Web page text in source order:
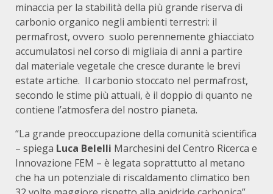
minaccia per la stabilità della più grande riserva di
carbonio organico negli ambienti terrestri: il
permafrost, ovvero suolo perennemente ghiacciato
accumulatosi nel corso di migliaia di anni a partire
dal materiale vegetale che cresce durante le brevi
estate artiche. Il carbonio stoccato nel permafrost,
secondo le stime più attuali, è il doppio di quanto ne
contiene l’atmosfera del nostro pianeta.
“La grande preoccupazione della comunità scientifica
– spiega Luca Belelli Marchesini del Centro Ricerca e
Innovazione FEM – è legata soprattutto al metano
che ha un potenziale di riscaldamento climatico ben